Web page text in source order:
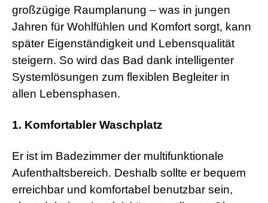
großzügige Raumplanung – was in jungen
Jahren für Wohlfühlen und Komfort sorgt, kann
später Eigenständigkeit und Lebensqualität
steigern. So wird das Bad dank intelligenter
Systemlösungen zum flexiblen Begleiter in
allen Lebensphasen.
1. Komfortabler Waschplatz
Er ist im Badezimmer der multifunktionale
Aufenthaltsbereich. Deshalb sollte er bequem
erreichbar und komfortabel benutzbar sein,